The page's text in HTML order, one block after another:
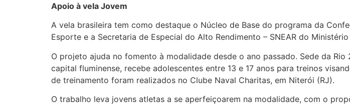
Apoio à vela Jovem
A vela brasileira tem como destaque o Núcleo de Base do programa da
Esporte e a Secretaria de Especial do Alto Rendimento – SNEAR do
O projeto ajuda no fomento à modalidade desde o ano passado. Sede da
capital fluminense, recebe adolescentes entre 13 e 17 anos para treinos
de treinamento foram realizados no Clube Naval Charitas, em Niterói (RJ).
O trabalho leva jovens atletas a se aperfeiçoarem na modalidade, com o